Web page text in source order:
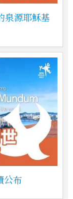
泉源耶穌基
公布